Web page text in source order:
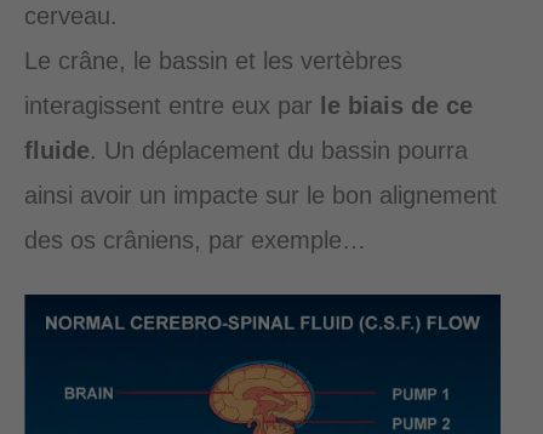
cerveau.
Le crâne, le bassin et les vertèbres
interagissent entre eux par
le biais de ce
fluide. Un déplacement du bassin pourra
ainsi avoir un impacte sur le bon alignement
des os crâniens, par exemple…